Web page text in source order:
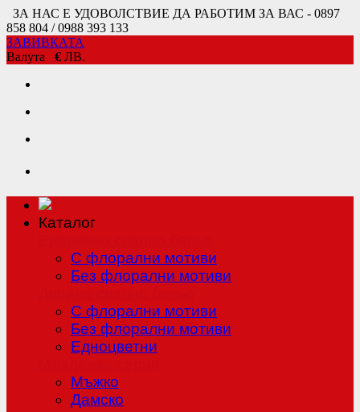
ЗА НАС Е УДОВОЛСТВИЕ ДА РАБОТИМ ЗА ВАС - 0897
858 804 / 0988 393 133
ЗАВИВКАТА
Валута € ЛВ.
Каталог
С флорални мотиви
Без флорални мотиви
С флорални мотиви
Без флорални мотиви
Едноцветни
Мъжко
Дамско